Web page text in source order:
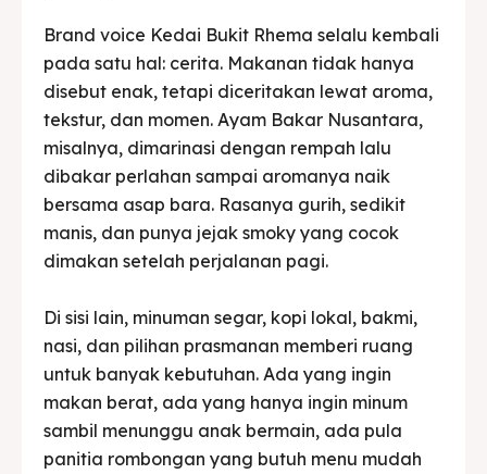
Brand voice Kedai Bukit Rhema selalu kembali
pada satu hal: cerita. Makanan tidak hanya
disebut enak, tetapi diceritakan lewat aroma,
tekstur, dan momen. Ayam Bakar Nusantara,
misalnya, dimarinasi dengan rempah lalu
dibakar perlahan sampai aromanya naik
bersama asap bara. Rasanya gurih, sedikit
manis, dan punya jejak smoky yang cocok
dimakan setelah perjalanan pagi.
Di sisi lain, minuman segar, kopi lokal, bakmi,
nasi, dan pilihan prasmanan memberi ruang
untuk banyak kebutuhan. Ada yang ingin
makan berat, ada yang hanya ingin minum
sambil menunggu anak bermain, ada pula
panitia rombongan yang butuh menu mudah